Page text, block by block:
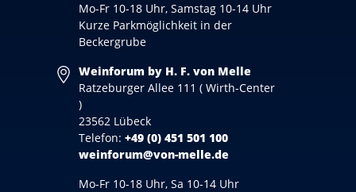
Mo-Fr 10-18 Uhr, Samstag 10-14 Uhr
Kurze Parkmöglichkeit in der
Beckergrube
Weinforum by H. F. von Melle
Ratzeburger Allee 111 ( Wirth-Center
)
23562 Lübeck
Telefon: +49 (0) 451 501 100
weinforum@von-melle.de
Mo-Fr 10-18 Uhr, Sa 10-14 Uhr